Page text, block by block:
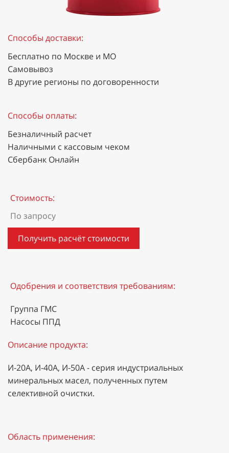
Способы доставки:
Бесплатно по Москве и МО
Самовывоз
В другие регионы по договоренности
Способы оплаты:
Безналичный расчет
Наличными с кассовым чеком
Сбербанк Онлайн
Стоимость:
По запросу
Получить расчёт стоимости
Одобрения и соответствия требованиям:
Группа ГМС
Насосы ППД
Описание продукта:
И-20А, И-40А, И-50А - серия индустриальных
минеральных масел, полученных путем
селективной очистки.
Область применения: